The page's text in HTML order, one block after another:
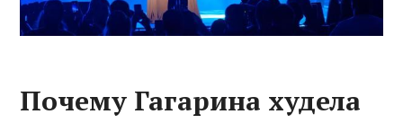
Почему Гагарина худела